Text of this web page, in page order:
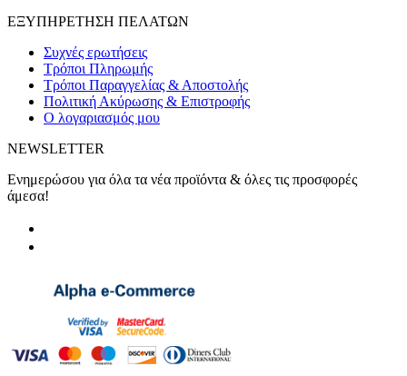
ΕΞΥΠΗΡΕΤΗΣΗ ΠΕΛΑΤΩΝ
Συχνές ερωτήσεις
Τρόποι Πληρωμής
Τρόποι Παραγγελίας & Αποστολής
Πολιτική Ακύρωσης & Επιστροφής
Ο λογαριασμός μου
NEWSLETTER
Ενημερώσου για όλα τα νέα προϊόντα & όλες τις προσφορές
άμεσα!